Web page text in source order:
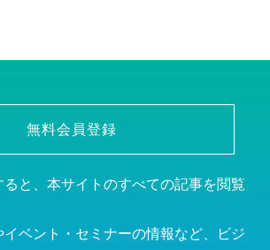
無料会員登録
と、本サイトのすべての記事を閲覧
イベント・セミナーの情報など、ビジ